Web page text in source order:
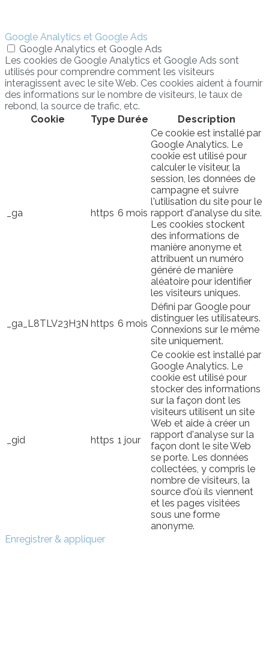
Google Analytics et Google Ads
Google Analytics et Google Ads
Les cookies de Google Analytics et Google Ads sont
utilisés pour comprendre comment les visiteurs
interagissent avec le site Web. Ces cookies aident à fournir
des informations sur le nombre de visiteurs, le taux de
rebond, la source de trafic, etc.
Cookie
Type Durée Description
_ga https 6 mois
Ce cookie est installé par
Google Analytics. Le
cookie est utilisé pour
calculer le visiteur, la
session, les données de
campagne et suivre
l'utilisation du site pour le
rapport d'analyse du site.
Les cookies stockent
des informations de
manière anonyme et
attribuent un numéro
généré de manière
aléatoire pour identifier
les visiteurs uniques.
_ga_L8TLV23H3N https 6 mois
Défini par Google pour
distinguer les utilisateurs.
Connexions sur le même
site uniquement.
_gid https 1 jour
Ce cookie est installé par
Google Analytics. Le
cookie est utilisé pour
stocker des informations
sur la façon dont les
visiteurs utilisent un site
Web et aide à créer un
rapport d'analyse sur la
façon dont le site Web
se porte. Les données
collectées, y compris le
nombre de visiteurs, la
source d'où ils viennent
et les pages visitées
sous une forme
anonyme.
Enregistrer & appliquer